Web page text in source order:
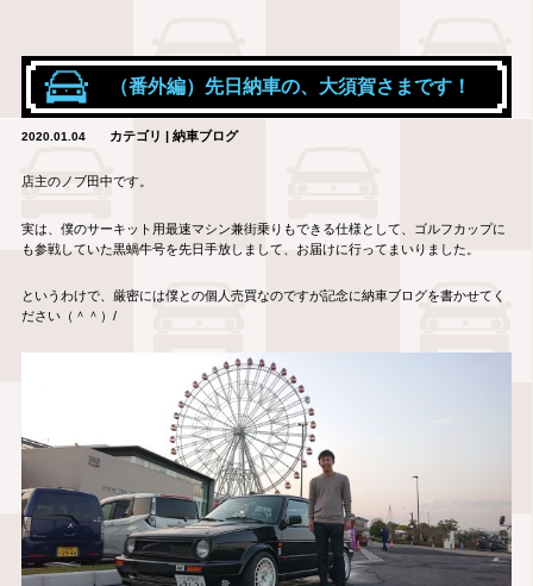
（番外編）先日納車の、大須賀さまです！
2020.01.04 カテゴリ | 納車ブログ
店主のノブ田中です。
実は、僕のサーキット用最速マシン兼街乗りもできる仕様として、ゴルフカップに
も参戦していた黒蝸牛号を先日手放しまして、お届けに行ってまいりました。
というわけで、厳密には僕との個人売買なのですが記念に納車ブログを書かせてく
ださい（＾＾）/